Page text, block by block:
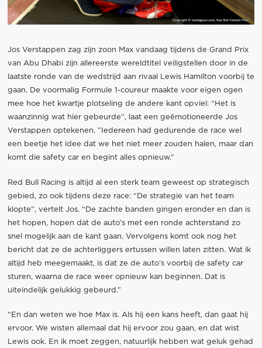
Jos Verstappen zag zijn zoon Max vandaag tijdens de Grand Prix
van Abu Dhabi zijn allereerste wereldtitel veiligstellen door in de
laatste ronde van de wedstrijd aan rivaal Lewis Hamilton voorbij te
gaan. De voormalig Formule 1-coureur maakte voor eigen ogen
mee hoe het kwartje plotseling de andere kant opviel: “Het is
waanzinnig wat hier gebeurde”, laat een geëmotioneerde Jos
Verstappen optekenen. ”Iedereen had gedurende de race wel
een beetje het idee dat we het niet meer zouden halen, maar dan
komt die safety car en begint alles opnieuw.”
Red Bull Racing is altijd al een sterk team geweest op strategisch
gebied, zo ook tijdens deze race: “De strategie van het team
klopte”, vertelt Jos. “De zachte banden gingen eronder en dan is
het hopen, hopen dat de auto’s met een ronde achterstand zo
snel mogelijk aan de kant gaan. Vervolgens komt ook nog het
bericht dat ze de achterliggers ertussen willen laten zitten. Wat ik
altijd heb meegemaakt, is dat ze de auto’s voorbij de safety car
sturen, waarna de race weer opnieuw kan beginnen. Dat is
uiteindelijk gelukkig gebeurd.”
“En dan weten we hoe Max is. Als hij een kans heeft, dan gaat hij
ervoor. We wisten allemaal dat hij ervoor zou gaan, en dat wist
Lewis ook. En ik moet zeggen, natuurlijk hebben wat geluk gehad